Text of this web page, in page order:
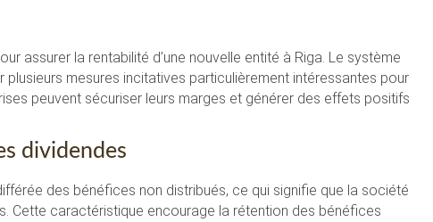
assurer la rentabilité d’une nouvelle entité à Riga. Le système
mesures incitatives particulièrement intéressantes pour
peuvent sécuriser leurs marges et générer des effets positifs
dividendes
des bénéfices non distribués, ce qui signifie que la société
Cette caractéristique encourage la rétention des bénéfices